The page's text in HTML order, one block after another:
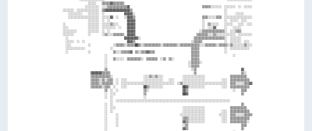
                    ░░░░░░    ▒▒▒▒▒▒▓▓▒▒▒▒▒▒▒▒
                  ░░░░░░░░░░  ░░░░▒▒▒▒▒▒▒▒▒▒▒▒▒▒▓▓                                                    ▒▒▒▒▒▒░░░░░░░░  ░░░░░░░░  ░░  ░░░░░░
  ░░░░░░░░  ░░░░░░░░░░░░░░░░  ▒▒▓▓▓▓▓▓▓▓▓▓▓▓▓▓▓▓▓▓▒▒                                                                  ░░
      ░░░░░░░░░░    ░░░░░░░░  ░░              ▓▓▓▓▓▓░░                                                                ░░      ░░░░░░
      ░░░░░░░░░░░░░░░░░░░░░░  ░░░░░░▓▓  ░░    ░░▓▓▓▓▒▒                                                ▒▒▒▒░░░░░░▒▒▒▒  ░░░░░░░░░░░░░░░░░░░░
                    ░░░░░░░░  ░░  ░░            ▓▓▓▓▓▓                                                ░░              ░░  ░░░░░░  ░░░░
  ░░                ░░░░░░░░  ░░░░░░▒▒░░░░      ▓▓▓▓▓▓                                                ░░  ▒▒░░░░░░    ░░░░░░    ░░░░  ░░░░
  ░░░░              ░░░░░░░░  ░░░░░░░░░░  ░░    ▓▓▓▓▓▓                                                ░░  ░░░░▓▓      ░░    ░░░░░░
  ░░░░░░░░░░        ░░░░░░░░  ░░  ░░            ▓▓▓▓▓▓                                              ░░▒▒▒▒▒▒▒▒▒▒▒▒▒▒▒▒░░  ░░░░▒▒▒▒
  ░░░░░░░░          ░░        ░░▒▒░░░░▒▒▒▒▒▒▒▒  ▓▓▓▓▓▓                                            ▒▒▒▒▒▒▒▒░░░░▒▒░░░░░░░░░░░░░░  ░░░░░░░░░░
    ░░                                        ▓▓▓▓▓▓▓▓▓▓░░                                      ▒▒▒▒▒▒▒▒▒▒▒▒▒▒▒▒▒▒▒▒▒▒░░  ░░░░░░░░
    ░░░░░░  ░░  ░░                              ▓▓▓▓▒▒                                        ░░▒▒▒▒▒▒                ░░  ░░░░░░░░  ░░░░
    ░░░░            ░░                ░░▒▒▒▒▒▒░░▒▒▒▒▒▒██▒▒░░▒▒▒▒▒▒▒▒▒▒▒▒░░▒▒▒▒▒▒▒▒▒▒░░▒▒▒▒▒▒▒▒▒▒▒▒▒▒░░░░▒▒▒▒▒▒▒▒░░▒▒▒▒▒▒░░▒▒░░░░░░░░▒▒░░░░
    ░░░░░░░░░░░░░░                  ░░                                                        ▒▒▒▒▒▒                  ░░  ░░░░░░░░░░░░░░
    ░░              ░░                ▒▒░░░░▒▒▒▒▒▒▓▓  ▒▒░░▒▒▒▒▓▓▒▒▒▒                          ▒▒▒▒▒▒                  ░░
                                ░░                                                            ▒▒▒▒▒▒                        ░░
                                ░░    ▒▒░░░░░░  ▒▒▒▒▒▒▒▒▒▒░░  ▒▒▒▒▒▒▒▒  ░░▒▒  ▒▒░░            ▒▒▒▒▒▒
                                ░░                                                          ░░▒▒▒▒▒▒░░
                                ░░                                                          ░░▒▒▒▒▒▒
                                ▒▒                                                            ░░▒▒                                ▓▓
                      ▓▓▓▓▓▓▓▓▒▒▒▒▒▒                                                            ▒▒                                ▒▒░░
                      ▒▒▒▒▒▒▒▒▒▒▒▒▒▒░░                      ░░░░▒▒░░▒▒░░░░              ░░░░░░░░░░░░░░░░                  ▒▒▒▒▒▒▒▒▒▒▒▒
                      ▒▒▒▒▒▒░░▒▒░░▒▒▒▒  ░░  ░░░░            ░░░░░░░░░░░░░░    ░░░░      ░░░░░░░░░░░░░░░░            ░░░░  ▒▒▒▒▒▒▒▒▒▒▒▒▒▒
                      ▒▒▒▒▒▒░░▒▒▒▒▒▒▒▒  ░░  ░░░░░░░░░░░░░░░░░░░░░░░░░░░░░░░░░░░░░░  ░░▒▒░░░░░░░░░░░░░░░░░░░░░░░░░░░░░░░░  ▒▒▒▒░░░░░░▒▒▒▒▓▓
                      ▒▒▒▒▒▒▒▒░░▒▒▒▒  ░░    ░░░░            ██▒▒░░░░░░░░░░              ██▓▓░░░░░░░░░░░░            ░░░░  ▒▒▒▒▒▒▒▒▒▒▒▒▒▒
                                ▒▒  ░░  ░░                  ▒▒░░                        ▓▓▒▒                                ░░    ▒▒▒▒
                                ░░  ░░░░                    ▒▒                          ██▓▓                                      ▒▒
                                ░░  ░░                                                                                            ▒▒
                                ░░  ░░░░                                                ░░░░░░░░░░░░░░░░                  ▒▒▒▒▒▒▒▒▒▒▒▒
                                ░░  ░░                                                  ░░░░░░░░░░░░░░░░            ░░░░  ▒▒▒▒▒▒▒▒▒▒▒▒▒▒
                                ░░      ░░                                            ░░░░░░░░░░░░░░░░░░          ░░░░░░  ▒▒▒▒░░░░░░▒▒▒▒▒▒
                                ░░      ░░                                              ▒▒▒▒░░░░░░░░░░░░            ░░░░  ▒▒▒▒▒▒▒▒▒▒▒▒▒▒
                                ░░      ░░                                              ▓▓▒▒░░░░░░░░░░░░            ░░░░  ▒▒▒▒▒▒▒▒▒▒▒▒░░
                                ░░      ░░                                              ░░▒▒                                      ▒▒▒▒
                                ░░                                                      ▓▓▒▒                                      ▒▒